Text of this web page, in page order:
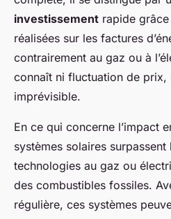
investissement rapide
réalisées sur les factures
contrairement au gaz ou à
connaît ni fluctuation de
imprévisible.
En ce qui concerne l’impact
systèmes solaires surpassent
technologies au gaz ou
des combustibles fossiles.
régulière, ces systèmes